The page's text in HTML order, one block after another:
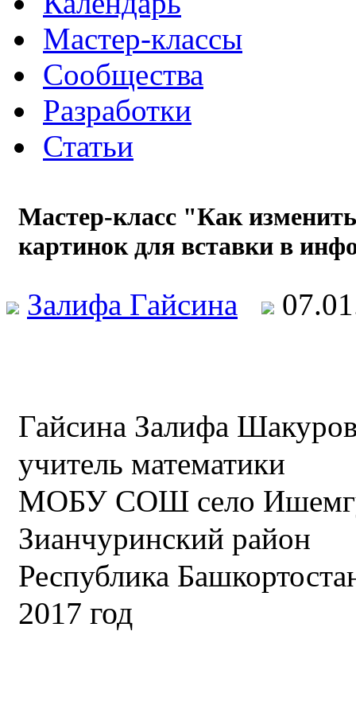
Мастер-классы
Сообщества
Разработки
Статьи
Мастер-класс "Как
картинок для вставки в
Залифа Гайсина
Гайсина Залифа
учитель математики
МОБУ СОШ село
Зианчуринский район
Республика
2017 год